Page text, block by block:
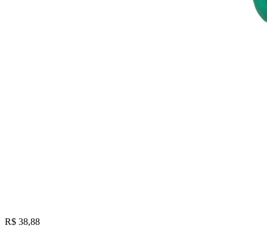
R$ 38,88